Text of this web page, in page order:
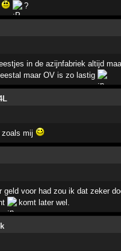
?
in de azijnfabriek altijd
maar OV is zo lastig
zoals mij
geld voor had zou ik dat zeker
komt later wel.